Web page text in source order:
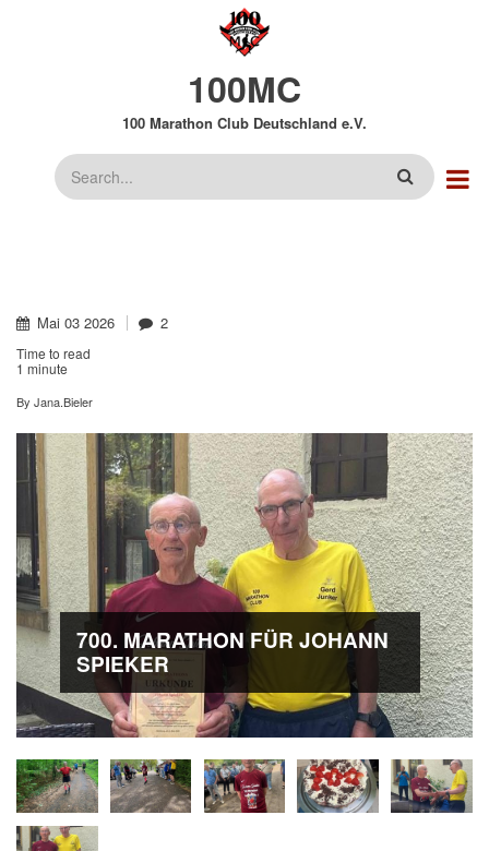
100MC
100 Marathon Club Deutschland e.V.
Suche
Mai 03 2026 2
Time to read
1 minute
By Jana.Bieler
700. MARATHON FÜR JOHANN
SPIEKER